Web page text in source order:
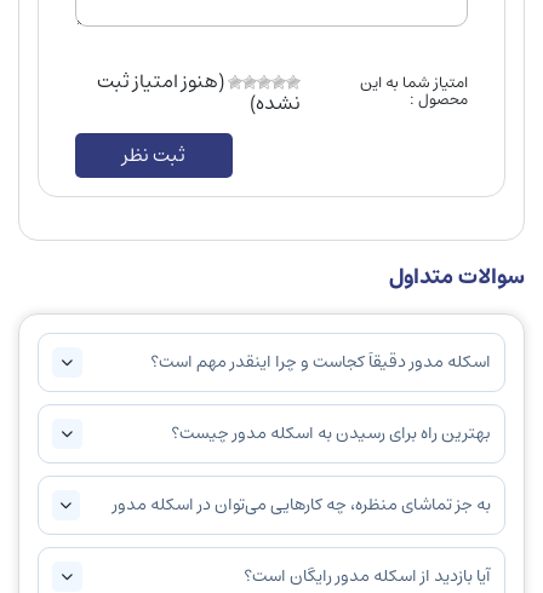
امتیاز شما به این
محصول :
(هنوز امتیاز ثبت
نشده)
ثبت نظر
سوالات متداول
اسکله مدور دقیقاً کجاست و چرا اینقدر مهم است؟
بهترین راه برای رسیدن به اسکله مدور چیست؟
به جز تماشای منظره، چه کارهایی می‌توان در اسکله مدور
انجام داد؟
آیا بازدید از اسکله مدور رایگان است؟